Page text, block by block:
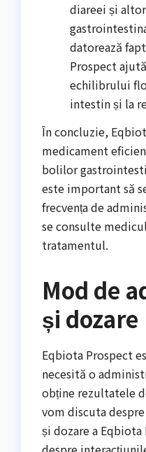
diareei și
datorează
Prospect
echilibrului
intestin și la
În concluzie,
medicament
bolilor
este important să
frecvența de
se consulte
tratamentul.
Mod de
și dozare
Eqbiota Prospect
necesită o
obține rezultatele
vom discuta
și dozare a